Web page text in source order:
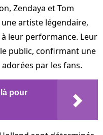
Zendaya et Tom
artiste légendaire,
leur performance. Leur
public, confirmant une
par les fans.
pour